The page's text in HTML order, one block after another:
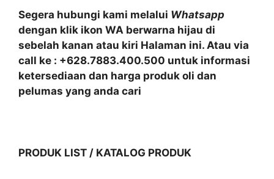
Segera hubungi kami melalui Whatsapp
dengan klik ikon WA berwarna hijau di
sebelah kanan atau kiri Halaman ini. Atau via
call ke : +628.7883.400.500 untuk informasi
ketersediaan dan harga produk oli dan
pelumas yang anda cari
PRODUK LIST / KATALOG PRODUK